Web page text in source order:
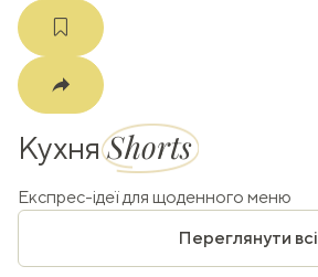
КухняShorts
Експрес-ідеї для щоденного меню
Переглянути всі